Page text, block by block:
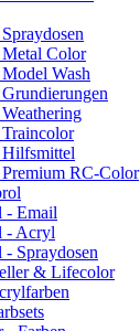
Color
Wash
RC-Color
- Email
- Acryl
Spraydosen
& Lifecolor